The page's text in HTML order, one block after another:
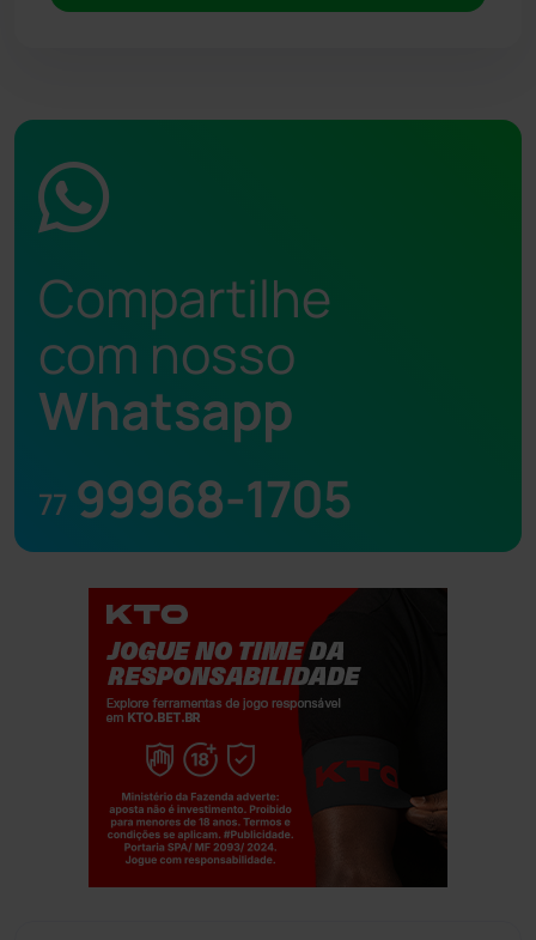
Compartilhe
com nosso
Whatsapp
77 99968-1705